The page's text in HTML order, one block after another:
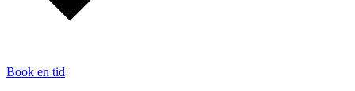
Book en tid